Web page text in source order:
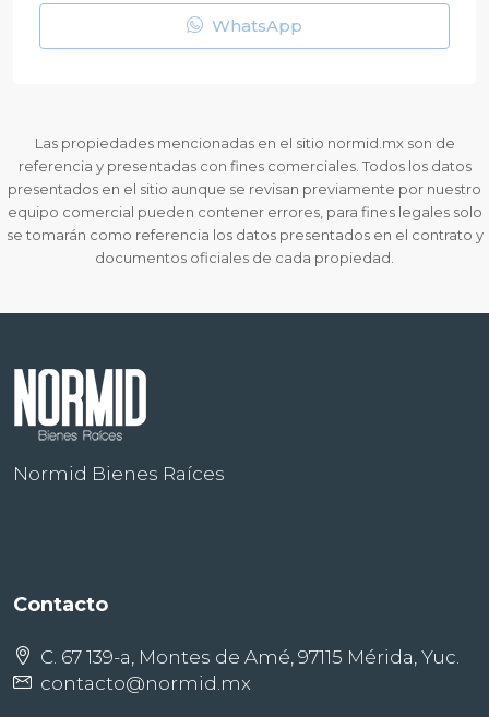
WhatsApp
Las propiedades mencionadas en el sitio normid.mx son de
referencia y presentadas con fines comerciales. Todos los datos
presentados en el sitio aunque se revisan previamente por nuestro
equipo comercial pueden contener errores, para fines legales solo
se tomarán como referencia los datos presentados en el contrato y
documentos oficiales de cada propiedad.
Normid Bienes Raíces
Contacto
C. 67 139-a, Montes de Amé, 97115 Mérida, Yuc.
contacto@normid.mx